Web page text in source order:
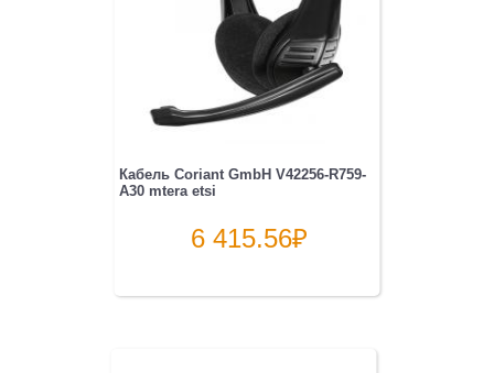
Кабель Coriant GmbH V42256-R759-
A30 mtera etsi
6 415.56₽